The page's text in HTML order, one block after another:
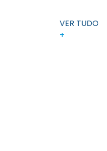
VER TUDO
+